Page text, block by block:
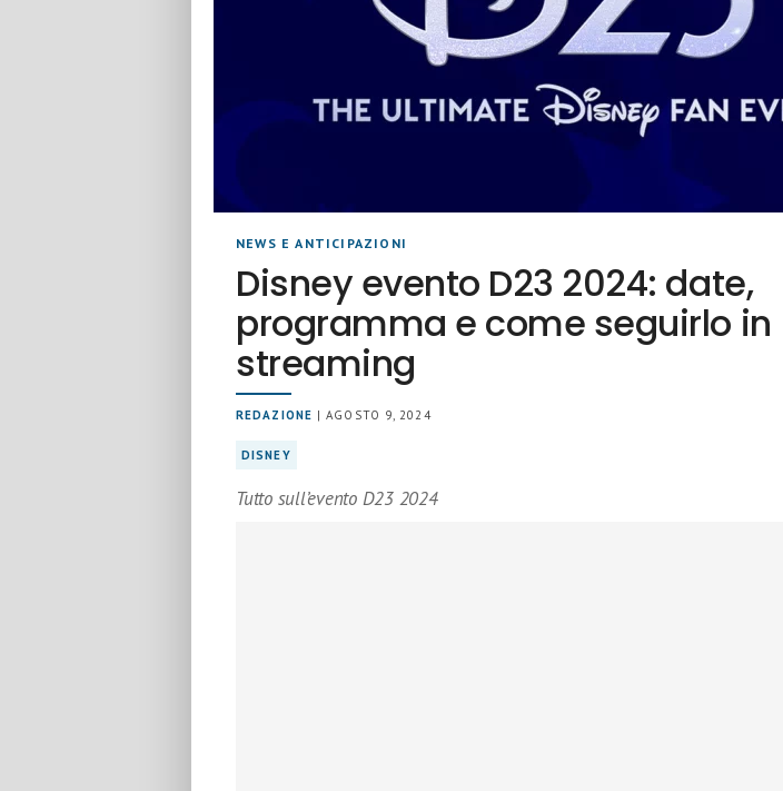
NEWS E ANTICIPAZIONI
Disney evento D23 2024: date,
programma e come seguirlo in
streaming
REDAZIONE | AGOSTO 9, 2024
DISNEY
Tutto sull’evento D23 2024